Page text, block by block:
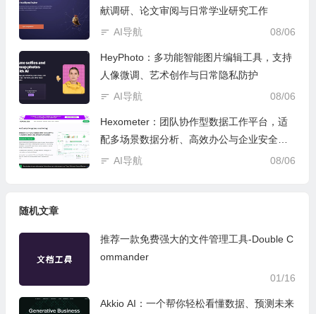
献调研、论文审阅与日常学业研究工作
08/06
AI导航
HeyPhoto：多功能智能图片编辑工具，支持
人像微调、艺术创作与日常隐私防护
08/06
AI导航
Hexometer：团队协作型数据工作平台，适
配多场景数据分析、高效办公与企业安全管
控
08/06
AI导航
随机文章
推荐一款免费强大的文件管理工具-Double C
ommander
01/16
Akkio AI：一个帮你轻松看懂数据、预测未来